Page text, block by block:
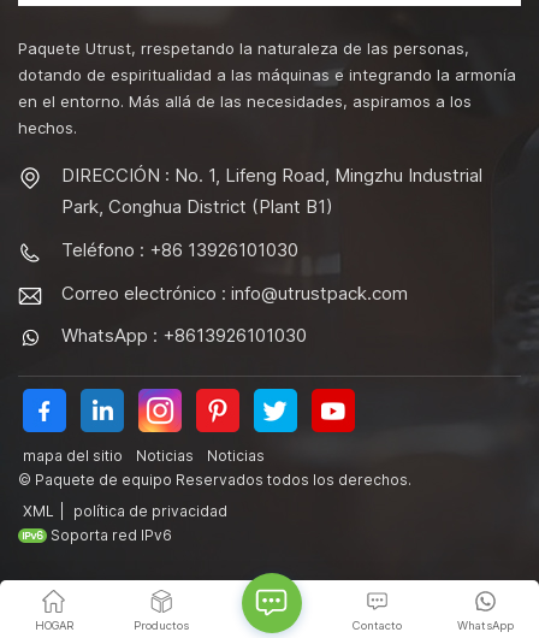
Paquete Utrust, rrespetando la naturaleza de las personas,
dotando de espiritualidad a las máquinas e integrando la armonía
en el entorno. Más allá de las necesidades, aspiramos a los
hechos.
DIRECCIÓN : No. 1, Lifeng Road, Mingzhu Industrial
Park, Conghua District (Plant B1)
Teléfono : +86 13926101030
Correo electrónico : info@utrustpack.com
WhatsApp : +8613926101030
mapa del sitio Noticias
Noticias
© Paquete de equipo Reservados todos los derechos.
XML
política de privacidad
Soporta red IPv6
HOGAR Productos WhatsApp
Contacto